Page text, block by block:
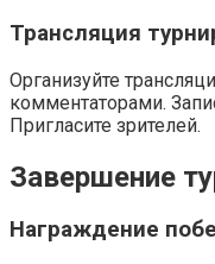
Трансляция
Организуйте
комментаторами.
Пригласите зрителей.
Завершение
Награждение